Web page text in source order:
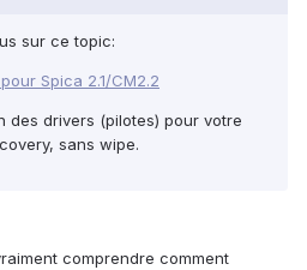
sur ce topic:
Spica 2.1/CM2.2
des drivers (pilotes) pour votre
sans wipe.
comprendre comment